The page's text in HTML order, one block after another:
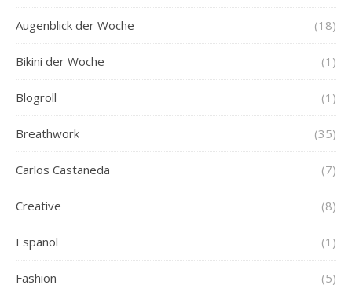
Augenblick der Woche (18)
Bikini der Woche (1)
Blogroll (1)
Breathwork (35)
Carlos Castaneda (7)
Creative (8)
Español (1)
Fashion (5)